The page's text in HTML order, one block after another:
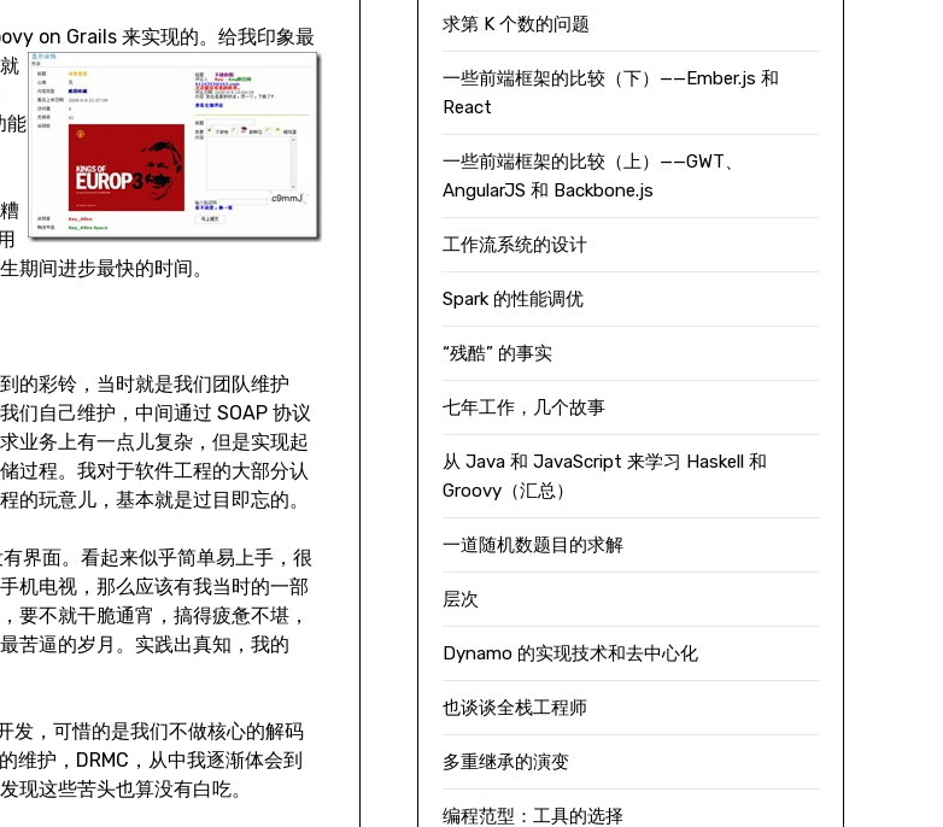
on Grails 来实现的。给我印象最
能
期间进步最快的时间。
的彩铃，当时就是我们团队维护
们自己维护，中间通过 SOAP 协议
业务上有一点儿复杂，但是实现起
过程。我对于软件工程的大部分认
的玩意儿，基本就是过目即忘的。
界面。看起来似乎简单易上手，很
机电视，那么应该有我当时的一部
要不就干脆通宵，搞得疲惫不堪，
苦逼的岁月。实践出真知，我的
发，可惜的是我们不做核心的解码
维护，DRMC，从中我逐渐体会到
现这些苦头也算没有白吃。
求第 K 个数的问题
一些前端框架的比较（下）——Ember.js 和
React
一些前端框架的比较（上）——GWT、
AngularJS 和 Backbone.js
工作流系统的设计
Spark 的性能调优
“残酷” 的事实
七年工作，几个故事
从 Java 和 JavaScript 来学习 Haskell 和
Groovy（汇总）
一道随机数题目的求解
层次
Dynamo 的实现技术和去中心化
也谈谈全栈工程师
多重继承的演变
编程范型：工具的选择